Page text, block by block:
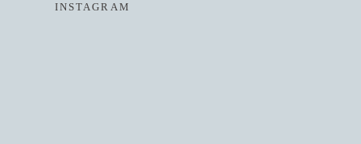
INSTAGRAM